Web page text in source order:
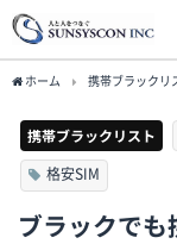
ホーム 携帯ブラックリ
携帯ブラックリスト
格安SIM
ブラックでも